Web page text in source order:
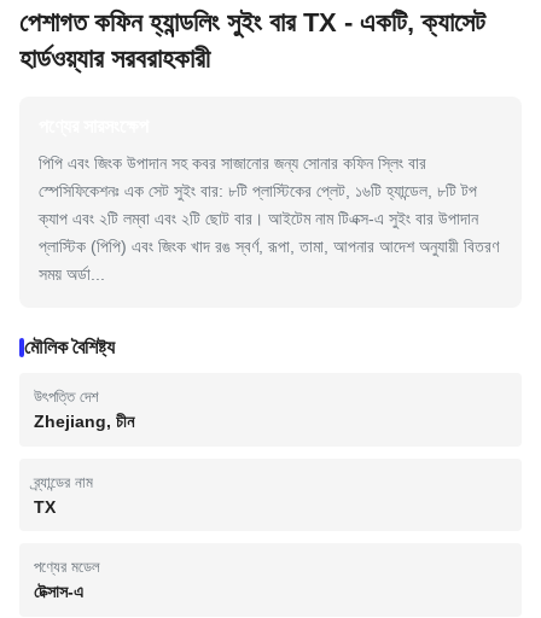
পেশাগত কফিন হ্যান্ডলিং সুইং বার TX - একটি, ক্যাসেট
হার্ডওয়্যার সরবরাহকারী
পিপি এবং জিংক উপাদান সহ কবর সাজানোর জন্য সোনার কফিন স্লিং বার
স্পেসিফিকেশনঃ এক সেট সুইং বার: ৮টি প্লাস্টিকের প্লেট, ১৬টি হ্যান্ডেল, ৮টি টপ
ক্যাপ এবং ২টি লম্বা এবং ২টি ছোট বার। আইটেম নাম টিএক্স-এ সুইং বার উপাদান
প্লাস্টিক (পিপি) এবং জিংক খাদ রঙ স্বর্ণ, রূপা, তামা, আপনার আদেশ অনুযায়ী বিতরণ
সময় অর্ডা...
মৌলিক বৈশিষ্ট্য
উৎপত্তি দেশ
Zhejiang, চীন
ব্র্যান্ডের নাম
TX
পণ্যের মডেল
টেক্সাস-এ